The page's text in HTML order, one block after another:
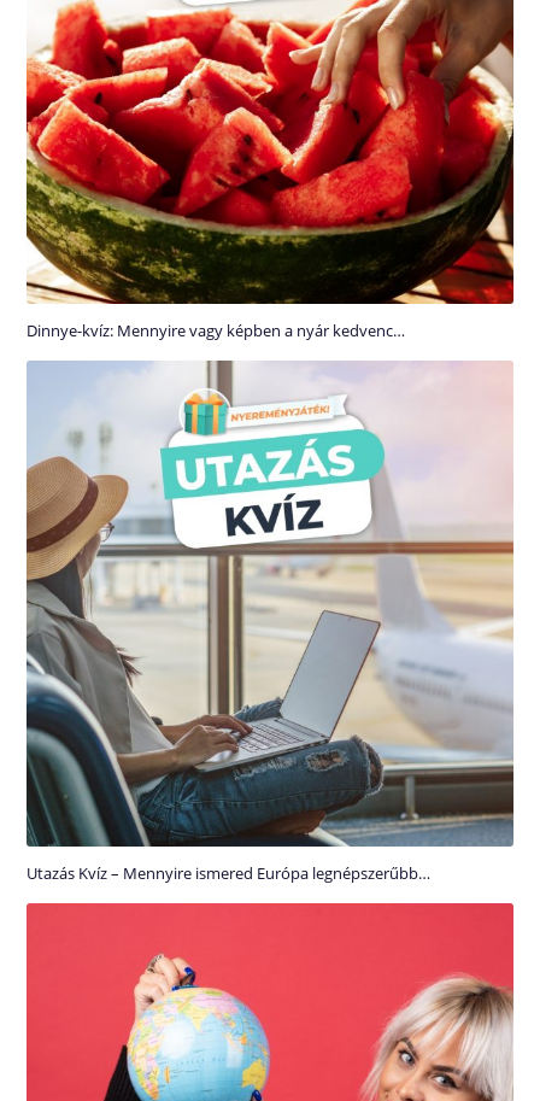
Dinnye-kvíz: Mennyire vagy képben a nyár kedvenc…
Utazás Kvíz – Mennyire ismered Európa legnépszerűbb…